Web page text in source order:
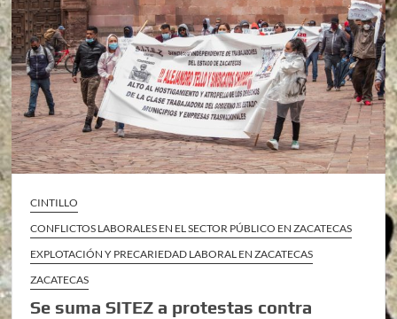
CINTILLO
CONFLICTOS LABORALES EN EL SECTOR PÚBLICO EN ZACATECAS
EXPLOTACIÓN Y PRECARIEDAD LABORAL EN ZACATECAS
ZACATECAS
Se suma SITEZ a protestas contra